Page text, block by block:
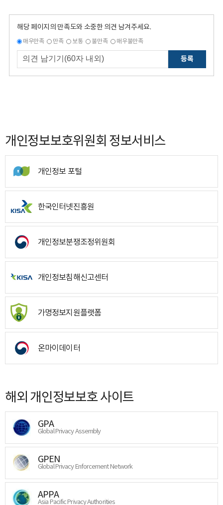
해당 페이지의 만족도와 소중한 의견 남겨주세요.
매우만족 만족 보통 불만족 매우불만족
등록
개인정보보호위원회 정보서비스
개인정보 포털
한국인터넷진흥원
개인정보분쟁조정위원회
개인정보침해신고센터
가명정보지원플랫폼
온마이데이터
해외 개인정보보호 사이트
GPA
Global Privacy Assembly
GPEN
Global Privacy Enforcement Network
APPA
Asia Pacific Privacy Authorities